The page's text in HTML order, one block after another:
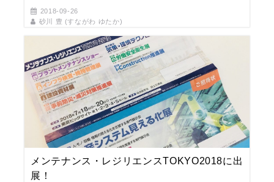
2018-09-26
砂川 豊 (すながわ ゆたか)
メンテナンス・レジリエンスTOKYO2018に出
展！